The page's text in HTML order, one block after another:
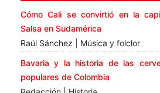
Cómo Cali se convirtió en la
Salsa en Sudamérica
Raúl Sánchez | Música y folclor
Bavaria y la historia de las
populares de Colombia